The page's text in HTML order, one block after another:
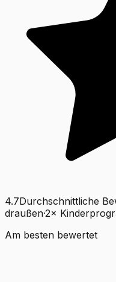
4.7Durchschnittliche
draußen·2×
Am besten bewertet